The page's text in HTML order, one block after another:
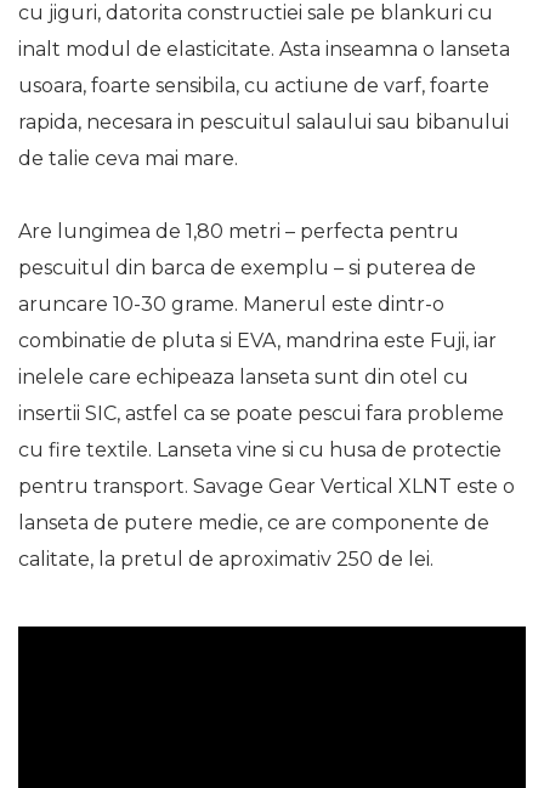
cu jiguri, datorita constructiei sale pe blankuri cu
inalt modul de elasticitate. Asta inseamna o lanseta
usoara, foarte sensibila, cu actiune de varf, foarte
rapida, necesara in pescuitul salaului sau bibanului
de talie ceva mai mare.
Are lungimea de 1,80 metri – perfecta pentru
pescuitul din barca de exemplu – si puterea de
aruncare 10-30 grame. Manerul este dintr-o
combinatie de pluta si EVA, mandrina este Fuji, iar
inelele care echipeaza lanseta sunt din otel cu
insertii SIC, astfel ca se poate pescui fara probleme
cu fire textile. Lanseta vine si cu husa de protectie
pentru transport. Savage Gear Vertical XLNT este o
lanseta de putere medie, ce are componente de
calitate, la pretul de aproximativ 250 de lei.